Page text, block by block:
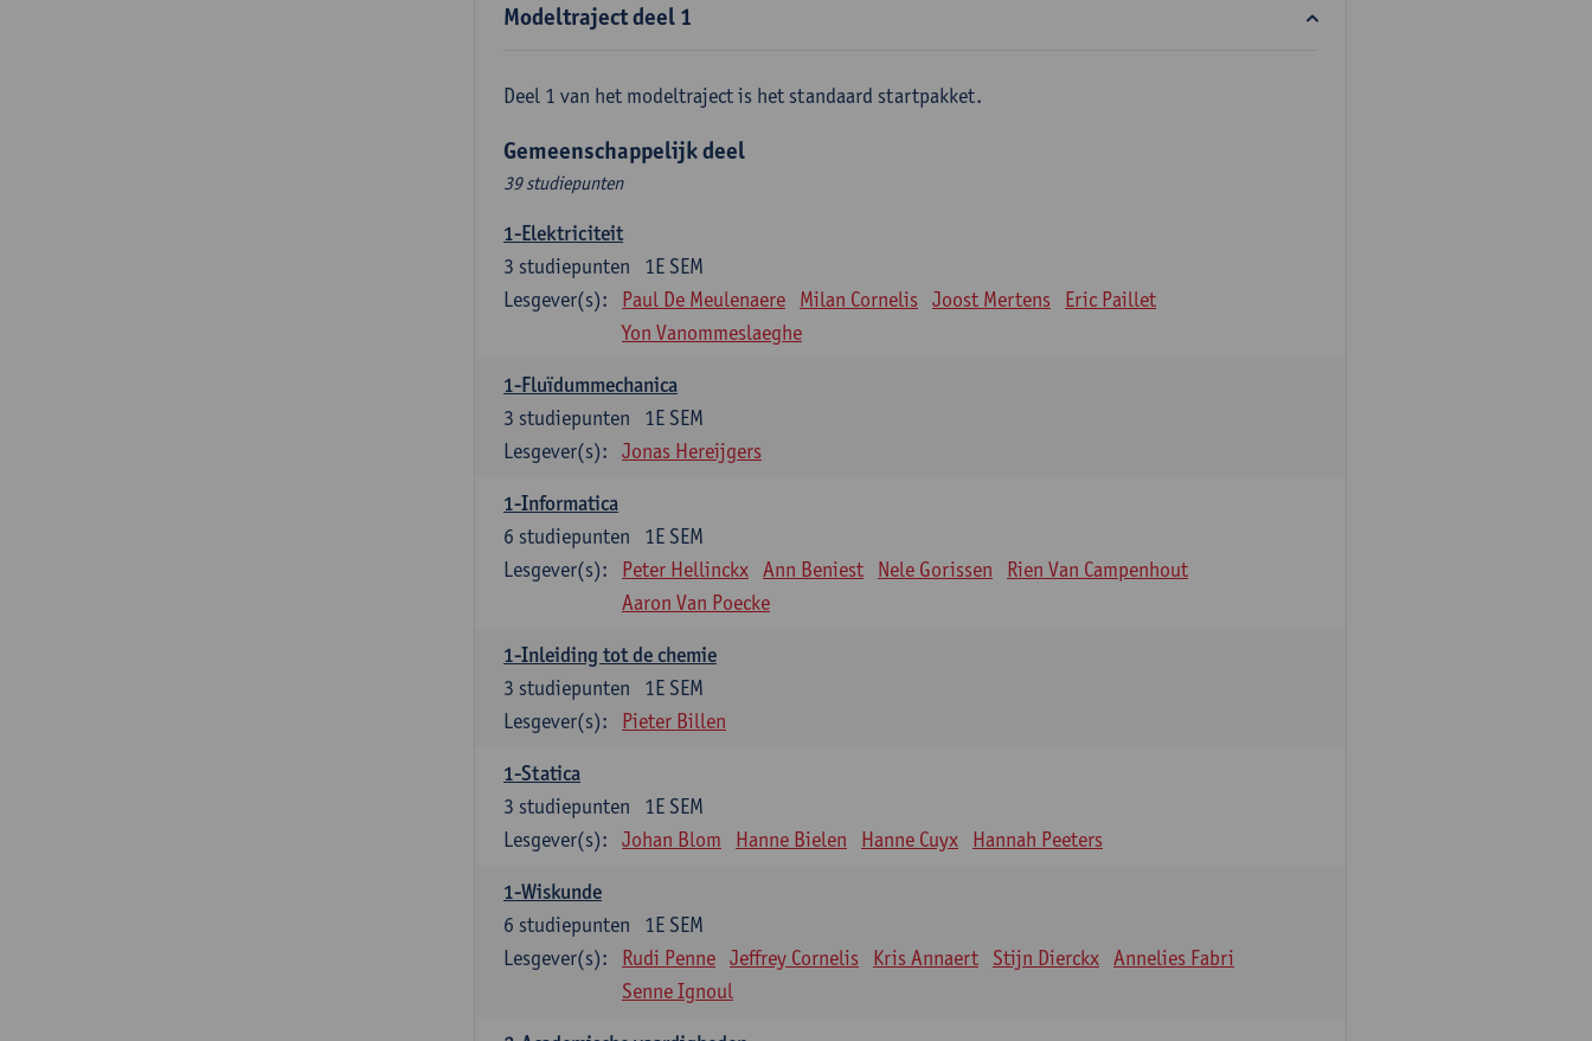
Modeltraject deel 1
Deel 1 van het modeltraject is het standaard startpakket.
Gemeenschappelijk deel
39 studiepunten
1-Elektriciteit
1E SEM
3 studiepunten
Lesgever(s):
Paul De Meulenaere Milan Cornelis Joost Mertens
Eric Paillet
Yon Vanommeslaeghe
1-Fluïdummechanica
1E SEM
3 studiepunten
Lesgever(s):
Jonas Hereijgers
1-Informatica
1E SEM
6 studiepunten
Lesgever(s):
Peter Hellinckx Ann Beniest Nele Gorissen
Rien Van Campenhout
Aaron Van Poecke
1-Inleiding tot de chemie
1E SEM
3 studiepunten
Lesgever(s):
Pieter Billen
1-Statica
1E SEM
3 studiepunten
Lesgever(s):
Johan Blom Hanne Bielen Hanne Cuyx Hannah Peeters
1-Wiskunde
1E SEM
6 studiepunten
Lesgever(s):
Rudi Penne Jeffrey Cornelis Kris Annaert Stijn Dierckx Annelies Fabri
Senne Ignoul